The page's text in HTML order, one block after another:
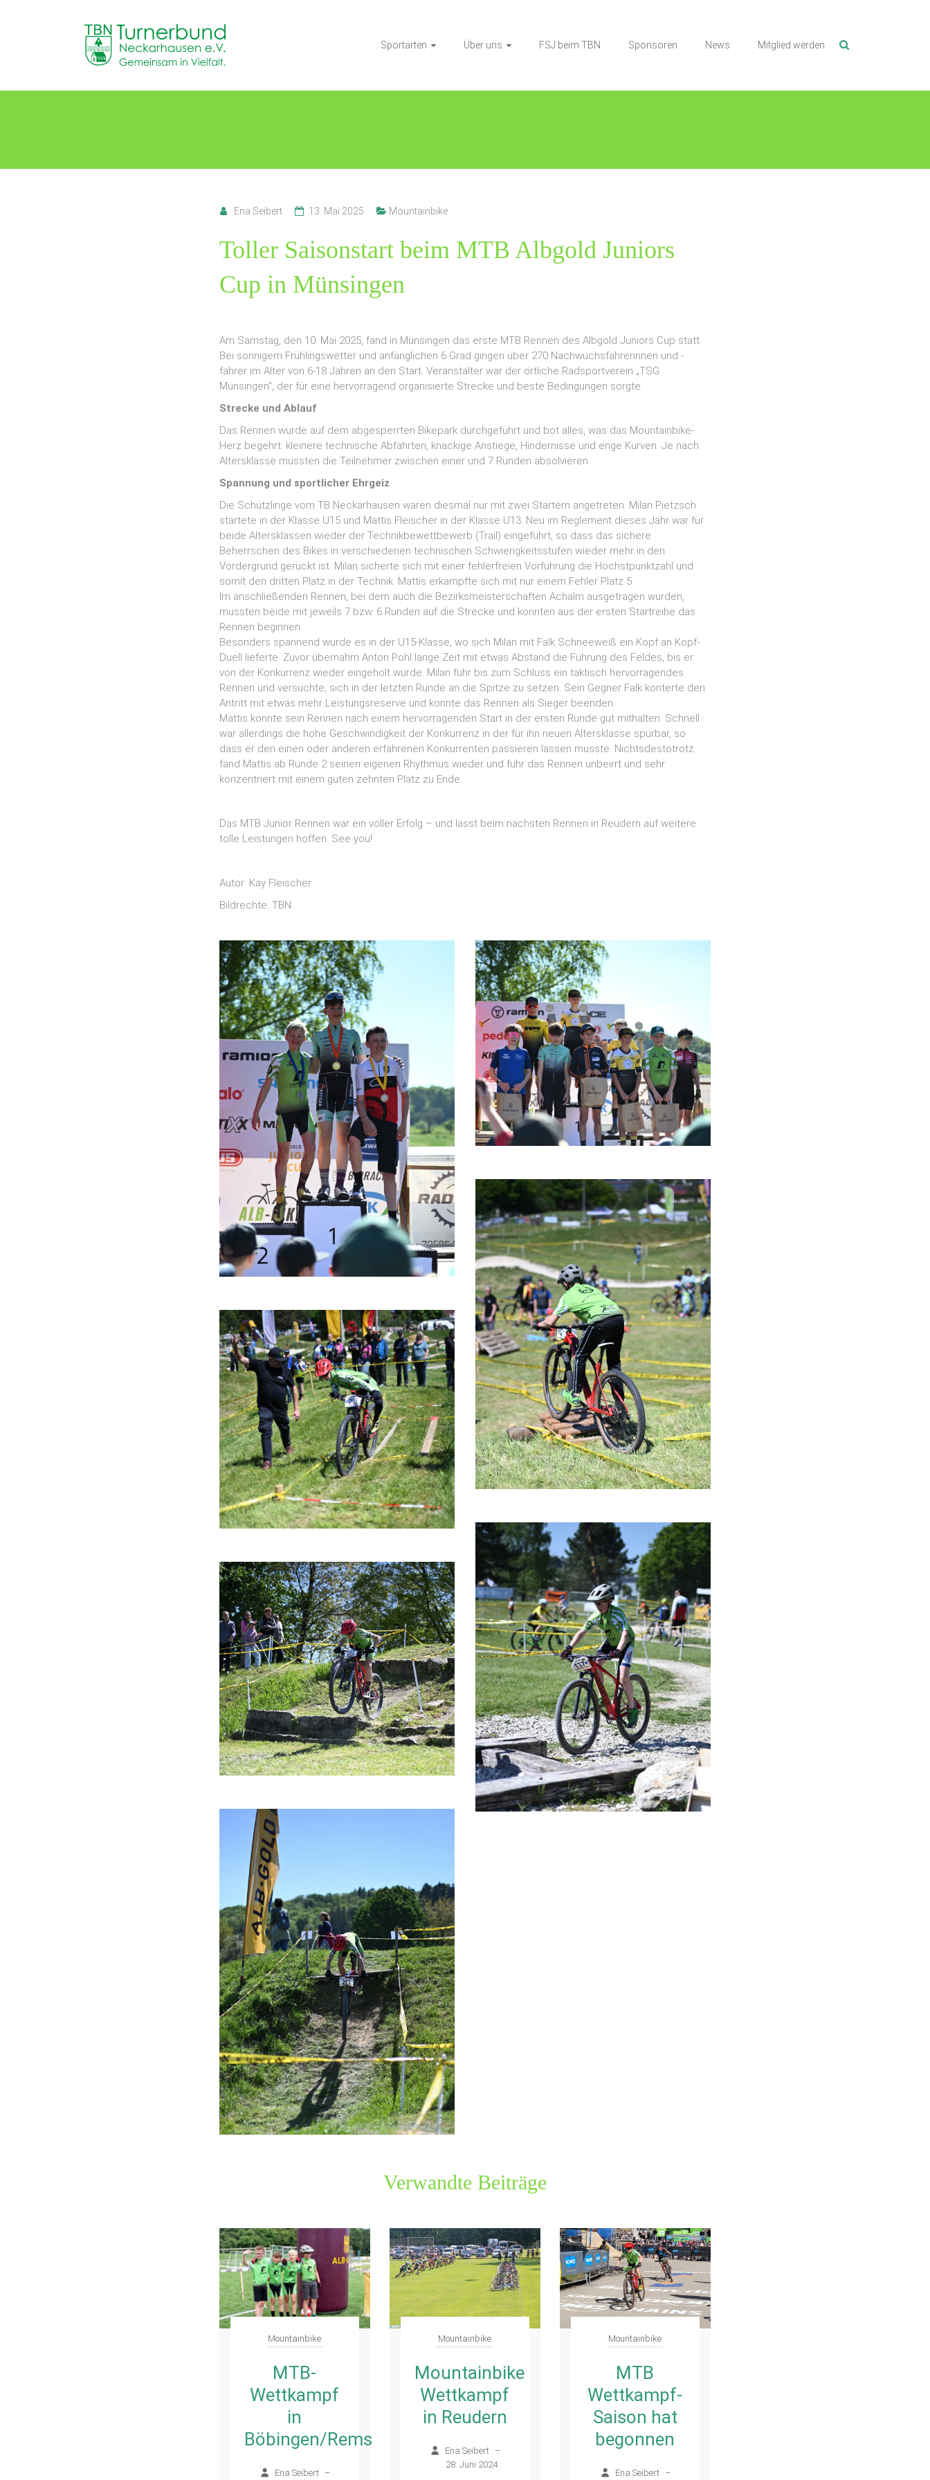
TB
Neckarhausen
in
Sportarten Über uns FSJ beim TBN Sponsoren News Mitglied werden
Ena Seibert 13. Mai 2025 Mountainbike
Toller Saisonstart beim MTB Albgold Juniors
Cup in Münsingen
Am Samstag, den 10. Mai 2025, fand in Münsingen das erste MTB Rennen des Albgold Juniors Cup statt.
Bei sonnigem Frühlingswetter und anfänglichen 6 Grad gingen über 270 Nachwuchsfahrerinnen und -
fahrer im Alter von 6-18 Jahren an den Start. Veranstalter war der örtliche Radsportverein „TSG
Münsingen“, der für eine hervorragend organisierte Strecke und beste Bedingungen sorgte.
Strecke und Ablauf
Das Rennen wurde auf dem abgesperrten Bikepark durchgeführt und bot alles, was das Mountainbike-
Herz begehrt: kleinere technische Abfahrten, knackige Anstiege, Hindernisse und enge Kurven. Je nach
Altersklasse mussten die Teilnehmer zwischen einer und 7 Runden absolvieren.
Spannung und sportlicher Ehrgeiz
Die Schützlinge vom TB Neckarhausen waren diesmal nur mit zwei Startern angetreten. Milan Pietzsch
startete in der Klasse U15 und Mattis Fleischer in der Klasse U13. Neu im Reglement dieses Jahr war für
beide Altersklassen wieder der Technikbewettbewerb (Trail) eingeführt, so dass das sichere
Beherrschen des Bikes in verschiedenen technischen Schwierigkeitsstufen wieder mehr in den
Vordergrund gerückt ist. Milan sicherte sich mit einer fehlerfreien Vorführung die Höchstpunktzahl und
somit den dritten Platz in der Technik. Mattis erkämpfte sich mit nur einem Fehler Platz 5.
Im anschließenden Rennen, bei dem auch die Bezirksmeisterschaften Achalm ausgetragen wurden,
mussten beide mit jeweils 7 bzw. 6 Runden auf die Strecke und konnten aus der ersten Startreihe das
Rennen beginnen.
Besonders spannend wurde es in der U15-Klasse, wo sich Milan mit Falk Schneeweiß ein Kopf an Kopf-
Duell lieferte. Zuvor übernahm Anton Pohl lange Zeit mit etwas Abstand die Führung des Feldes, bis er
von der Konkurrenz wieder eingeholt wurde. Milan fuhr bis zum Schluss ein taktisch hervorragendes
Rennen und versuchte, sich in der letzten Runde an die Spitze zu setzen. Sein Gegner Falk konterte den
Antritt mit etwas mehr Leistungsreserve und konnte das Rennen als Sieger beenden.
Mattis konnte sein Rennen nach einem hervorragenden Start in der ersten Runde gut mithalten. Schnell
war allerdings die hohe Geschwindigkeit der Konkurrenz in der für ihn neuen Altersklasse spürbar, so
dass er den einen oder anderen erfahrenen Konkurrenten passieren lassen musste. Nichtsdestotrotz
fand Mattis ab Runde 2 seinen eigenen Rhythmus wieder und fuhr das Rennen unbeirrt und sehr
konzentriert mit einem guten zehnten Platz zu Ende.
Das MTB Junior Rennen war ein voller Erfolg – und lässt beim nächsten Rennen in Reudern auf weitere
tolle Leistungen hoffen. See you!
Autor: Kay Fleischer
Bildrechte: TBN
Verwandte Beiträge
Mountainbike
MTB-
Wettkampf
in
Böbingen/Rems
Ena Seibert –
Mountainbike
Mountainbike
Wettkampf
in Reudern
Ena Seibert
–
28. Juni 2024
Mountainbike
MTB
Wettkampf-
Saison hat
begonnen
Ena Seibert –